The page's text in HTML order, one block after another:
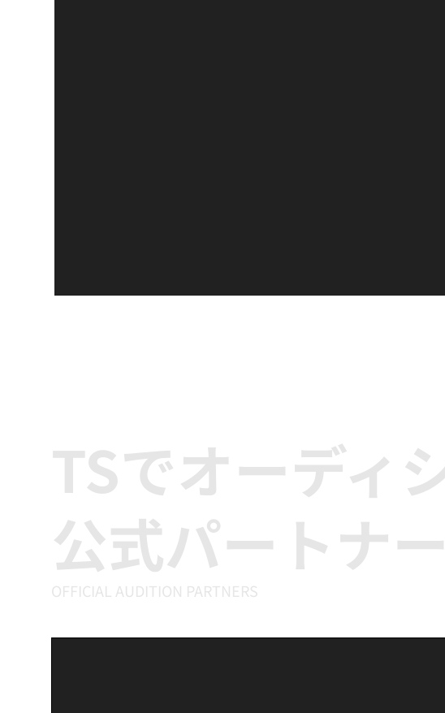
TSでオーディ
公式パートナ
OFFICIAL AUDITION PARTNERS